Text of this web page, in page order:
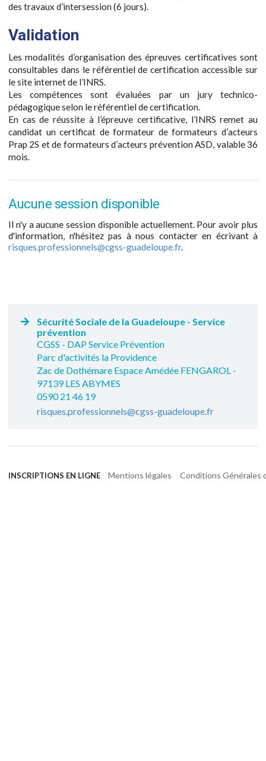
des travaux d’intersession (6 jours).
Validation
Les modalités d’organisation des épreuves certificatives sont
consultables dans le référentiel de certification accessible sur
le site internet de l’INRS.
Les compétences sont évaluées par un jury technico-
pédagogique selon le référentiel de certification.
En cas de réussite à l’épreuve certificative, l’INRS remet au
candidat un certificat de formateur de formateurs d’acteurs
Prap 2S et de formateurs d’acteurs prévention ASD, valable 36
mois.
Aucune session disponible
Il n'y a aucune session disponible actuellement. Pour avoir plus
d'information, n'hésitez pas à nous contacter en écrivant à
risques.professionnels@cgss-guadeloupe.fr.
Sécurité Sociale de la Guadeloupe - Service
prévention
CGSS - DAP Service Prévention
Parc d'activités la Providence
Zac de Dothémare Espace Amédée FENGAROL -
97139 LES ABYMES
0590 21 46 19
risques.professionnels@cgss-guadeloupe.fr
INSCRIPTIONS EN LIGNE Mentions légales Conditions Générales